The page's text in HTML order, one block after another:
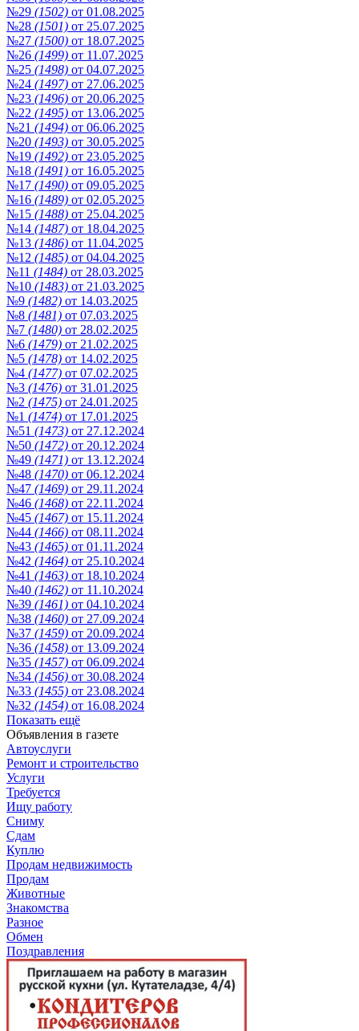
№29 (1502) от 01.08.2025
№28 (1501) от 25.07.2025
№27 (1500) от 18.07.2025
№26 (1499) от 11.07.2025
№25 (1498) от 04.07.2025
№24 (1497) от 27.06.2025
№23 (1496) от 20.06.2025
№22 (1495) от 13.06.2025
№21 (1494) от 06.06.2025
№20 (1493) от 30.05.2025
№19 (1492) от 23.05.2025
№18 (1491) от 16.05.2025
№17 (1490) от 09.05.2025
№16 (1489) от 02.05.2025
№15 (1488) от 25.04.2025
№14 (1487) от 18.04.2025
№13 (1486) от 11.04.2025
№12 (1485) от 04.04.2025
№11 (1484) от 28.03.2025
№10 (1483) от 21.03.2025
№9 (1482) от 14.03.2025
№8 (1481) от 07.03.2025
№7 (1480) от 28.02.2025
№6 (1479) от 21.02.2025
№5 (1478) от 14.02.2025
№4 (1477) от 07.02.2025
№3 (1476) от 31.01.2025
№2 (1475) от 24.01.2025
№1 (1474) от 17.01.2025
№51 (1473) от 27.12.2024
№50 (1472) от 20.12.2024
№49 (1471) от 13.12.2024
№48 (1470) от 06.12.2024
№47 (1469) от 29.11.2024
№46 (1468) от 22.11.2024
№45 (1467) от 15.11.2024
№44 (1466) от 08.11.2024
№43 (1465) от 01.11.2024
№42 (1464) от 25.10.2024
№41 (1463) от 18.10.2024
№40 (1462) от 11.10.2024
№39 (1461) от 04.10.2024
№38 (1460) от 27.09.2024
№37 (1459) от 20.09.2024
№36 (1458) от 13.09.2024
№35 (1457) от 06.09.2024
№34 (1456) от 30.08.2024
№33 (1455) от 23.08.2024
№32 (1454) от 16.08.2024
Показать ещё
Объявления в газете
Автоуслуги
Ремонт и строительство
Услуги
Требуется
Ищу работу
Сниму
Сдам
Куплю
Продам недвижимость
Продам
Животные
Знакомства
Разное
Обмен
Поздравления